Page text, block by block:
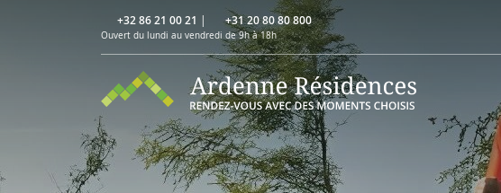
+32 86 21 00 21 | +31 20 80 80 800
Ouvert du lundi au vendredi de 9h à 18h